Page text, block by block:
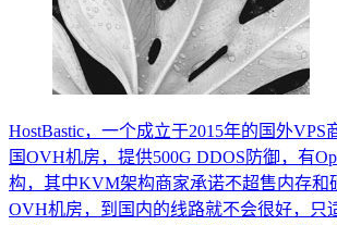
HostBastic，一个成立于2015年的国外VPS
国OVH机房，提供500G DDOS防御，有
构，其中KVM架构商家承诺不超售内存和
OVH机房，到国内的线路就不会很好，只